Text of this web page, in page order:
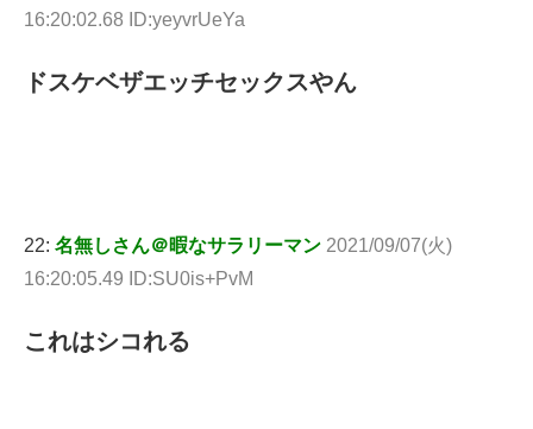
16:20:02.68 ID:yeyvrUeYa
ドスケベザエッチセックスやん
22: 名無しさん＠暇なサラリーマン 2021/09/07(火)
16:20:05.49 ID:SU0is+PvM
これはシコれる